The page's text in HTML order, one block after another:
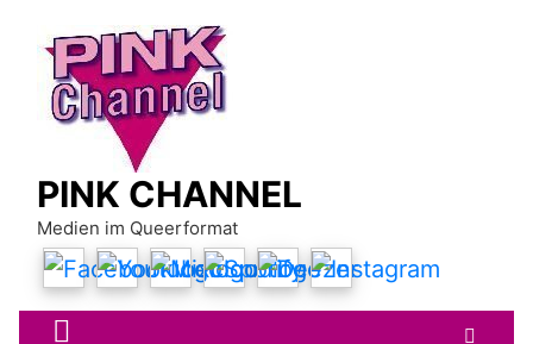
content
PINK CHANNEL
Medien im Queerformat